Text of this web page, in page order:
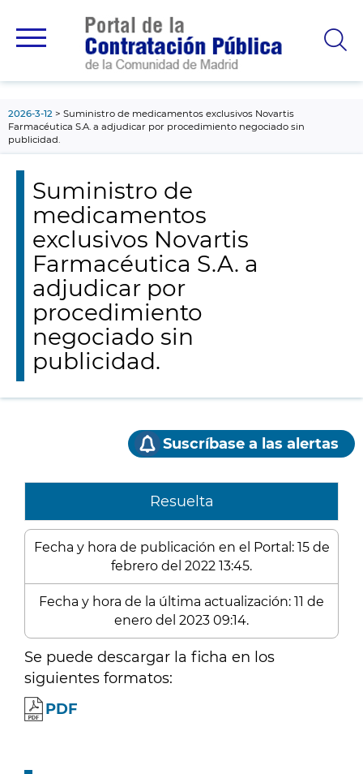
principal
2026-3-12
Suministro de medicamentos exclusivos Novartis
Farmacéutica S.A. a adjudicar por procedimiento negociado sin
publicidad.
Suministro de
medicamentos
exclusivos Novartis
Farmacéutica S.A. a
adjudicar por
procedimiento
negociado sin
publicidad.
Suscríbase a las alertas
Resuelta
Fecha y hora de publicación en el Portal: 15 de
febrero del 2022 13:45.
Fecha y hora de la última actualización: 11 de
enero del 2023 09:14.
Se puede descargar la ficha en los
siguientes formatos:
PDF